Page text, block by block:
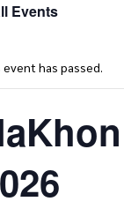
Events
event has passed.